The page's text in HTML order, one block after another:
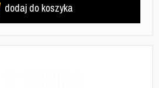
dodaj do koszyka